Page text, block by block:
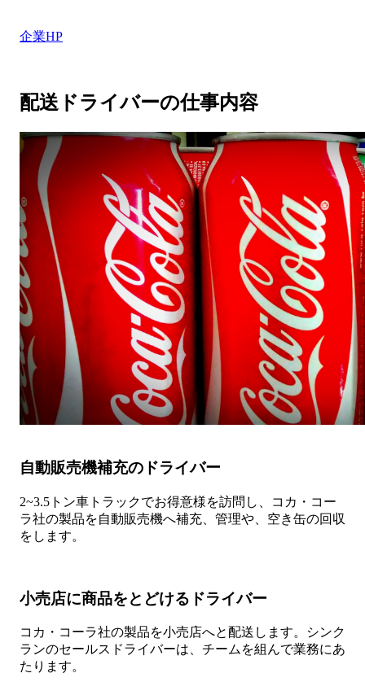
企業HP
配送ドライバーの仕事内容
自動販売機補充のドライバー
2~3.5トン車トラックでお得意様を訪問し、コカ・コー
ラ社の製品を自動販売機へ補充、管理や、空き缶の回収
をします。
小売店に商品をとどけるドライバー
コカ・コーラ社の製品を小売店へと配送します。シンク
ランのセールスドライバーは、チームを組んで業務にあ
たります。